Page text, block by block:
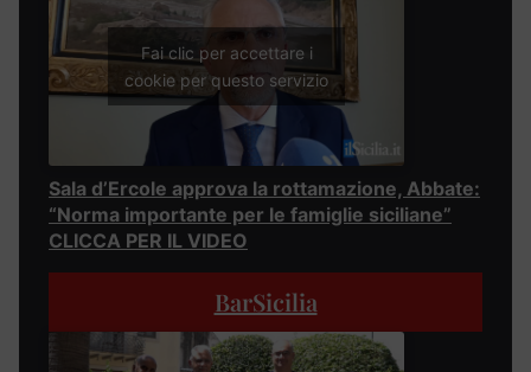
Fai clic per accettare i
cookie per questo servizio
Sala d’Ercole approva la rottamazione, Abbate:
“Norma importante per le famiglie siciliane”
CLICCA PER IL VIDEO
BarSicilia